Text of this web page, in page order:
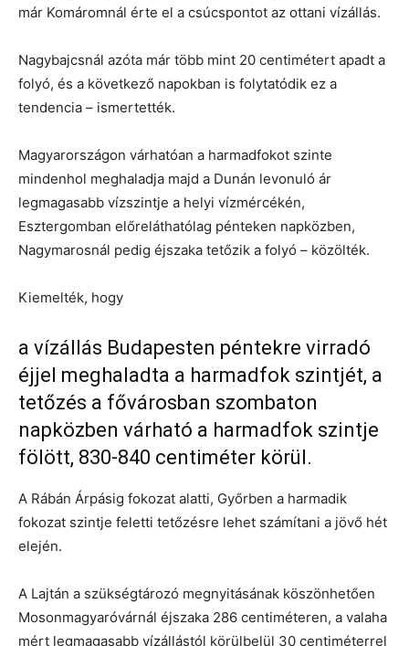
már Komáromnál érte el a csúcspontot az ottani vízállás.
Nagybajcsnál azóta már több mint 20 centimétert apadt a
folyó, és a következő napokban is folytatódik ez a
tendencia – ismertették.
Magyarországon várhatóan a harmadfokot szinte
mindenhol meghaladja majd a Dunán levonuló ár
legmagasabb vízszintje a helyi vízmércékén,
Esztergomban előreláthatólag pénteken napközben,
Nagymarosnál pedig éjszaka tetőzik a folyó – közölték.
Kiemelték, hogy
a vízállás Budapesten péntekre virradó
éjjel meghaladta a harmadfok szintjét, a
tetőzés a fővárosban szombaton
napközben várható a harmadfok szintje
fölött, 830-840 centiméter körül.
A Rábán Árpásig fokozat alatti, Győrben a harmadik
fokozat szintje feletti tetőzésre lehet számítani a jövő hét
elején.
A Lajtán a szükségtározó megnyitásának köszönhetően
Mosonmagyaróvárnál éjszaka 286 centiméteren, a valaha
mért legmagasabb vízállástól körülbelül 30 centiméterrel